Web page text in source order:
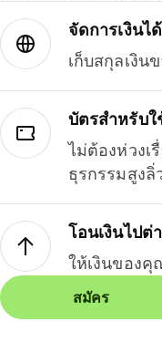
จัดการเงินไ
เก็บสกุลเงิน
บัตรสำหรับใ
ไม่ต้องห่วงเ
ธุรกรรมสูงลิ่
โอนเงินไปต่
ให้เงินของคุ
สมัคร